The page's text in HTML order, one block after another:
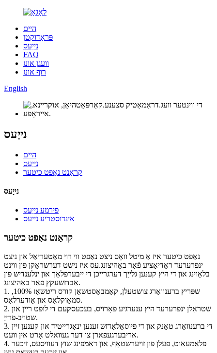
היים
פּראָדוקטן
נייַעס
FAQ
וועגן אונז
רוף אונז
English
נייַעס
היים
נייַעס
קראַנט נאַפט כיטער
נייַעס
פירמע נייַעס
אינדוסטריע נייַעס
קראַנט נאַפט כיטער
נאַפט כיטער איז אַ מיטל וואָס ניצט נאַפט ווי רוי מאַטעריאַל און ניצט
ינפרערעד ראַדיאַציע פֿאַר באַהיצונג.עס איז נישט דערשראָקן פון ווינט
בלאָוינג און די היץ קענען גלייַך דערגרייכן די ייבערפלאַך און ינלענדיש פון
אַבדזשעקץ פֿאַר באַהיצונג.
1. שפּריץ ברענוואַרג צושטעלן, קאַמבאַסטשאַן קורס ריטשאַז 100%,
סמאָוקלאַס און אָודערלאַס.
2. שטראַלן ינפרערעד היץ ענערגיע פאָרויס, בעכעסקעם די לופט ריין און
שטויב-פֿרייַ.
3. די ברענוואַרג טאַנק און די פיוסאַלאַדזש זענען ינאַגרייטיד און קענען זיין
אריבערגעפארן צו דער געוואלט אָרט אין וועט.
4. פלאַמעאַוט, פעלן פון זויערשטאָף, און דאַמפּינג שוץ דעוויסעס, זיכער